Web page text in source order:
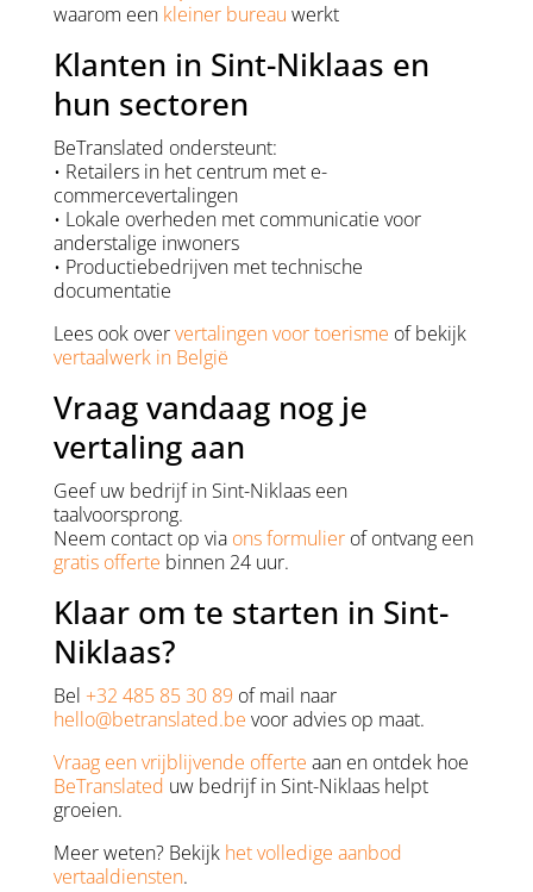
waarom een kleiner bureau werkt
Klanten in Sint-Niklaas en
hun sectoren
BeTranslated ondersteunt:
• Retailers in het centrum met e-
commercevertalingen
• Lokale overheden met communicatie voor
anderstalige inwoners
• Productiebedrijven met technische
documentatie
Lees ook oververtalingen voor toerisme of bekijk
vertaalwerk in België
Vraag vandaag nog je
vertaling aan
Geef uw bedrijf in Sint-Niklaas een
taalvoorsprong.
Neem contact op via ons formulierof ontvang een
gratis offerte binnen 24 uur.
Klaar om te starten in Sint-
Niklaas?
Bel +32 485 85 30 89 of mail naar
hello@betranslated.be voor advies op maat.
Vraag een vrijblijvende offerte aan en ontdek hoe
BeTranslated uw bedrijf in Sint-Niklaas helpt
groeien.
Meer weten? Bekijk het volledige aanbod
vertaaldiensten.